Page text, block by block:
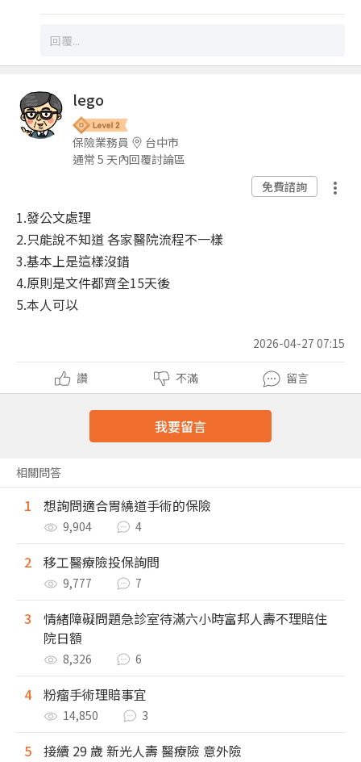
lego
保險業務員
台中市
通常 5 天內回覆討論區
免費諮詢
1.發公文處理
2.只能說不知道 各家醫院流程不一樣
3.基本上是這樣沒錯
4.原則是文件都齊全15天後
5.本人可以
2026-04-27 07:15
讚 不滿 留言
我要留言
相關問答
1 想詢問適合胃繞道手術的保險
9,904 4
2 移工醫療險投保詢問
9,777 7
3
情緒障礙問題急診室待滿六小時富邦人壽不理賠住
院日額
8,326 6
4 粉瘤手術理賠事宜
14,850 3
5 接續 29 歲 新光人壽 醫療險 意外險